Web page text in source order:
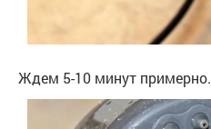
Ждем 5-10 минут примерно.